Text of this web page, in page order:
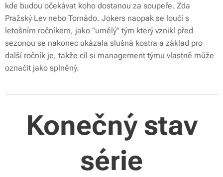
kde budou očekávat koho dostanou za soupeře. Zda
Pražský Lev nebo Tornádo. Jokers naopak se loučí s
letošním ročníkem, jako "umělý" tým který vznikl před
sezonou se nakonec ukázala slušná kostra a základ pro
další ročník je, takže cíl si management týmu vlastně může
označit jako splněný.
Konečný stav
série